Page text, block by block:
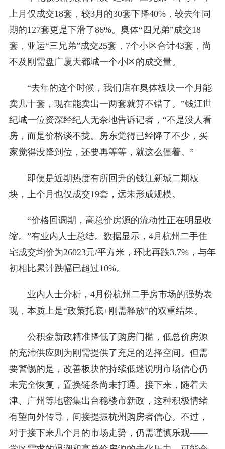
上月仅成交18套，较3月的30套下降40%，较去年同
期的127套更是下滑了86%。奥体“四兄弟”成交18
套，亚运“三兄弟”成交25套，7个小区合计43套，尚
不及刚需盘广厦天都城一个小区的成交量。
“去年的这个时候，我们店在奥体板块一个月能
卖几十套，现在能卖出一两套就算不错了。”钱江世
纪城一位资深经纪人无奈地告诉记者，“不是没人看
房，而是价格谈不拢。房东觉得已经降了不少，买
家觉得没降到位，还要再等等，就这么僵着。”
即便是近期热度有所回升的钱江新城二期板
块，上个月也仅成交19套，远未形成规模。
“价格回调期，高总价房源的流动性正在明显收
缩。”有业内人士总结。数据显示，4月杭州二手住
宅成交均价为26023元/平方米，环比再跌3.7%，与年
初相比累计跌幅已超过10%。
业内人士分析，4月份杭州二手房市场的强势表
现，本质上是“政策托底+刚需释放”的双重结果。
公积金新政精准降低了购房门槛，低总价房源
的充沛供应则为刚需提供了充足的选择空间。但需
要警惕的是，改善板块的持续低迷说明市场信心仍
未完全恢复，置换链条尚未打通。接下来，随着天
津、广州等地密集出台稳楼市新政，这种积极情绪
有望向外传导，间接提振杭州购房者信心。不过，
对于接下来几个月的市场走势，仍需谨慎乐观——